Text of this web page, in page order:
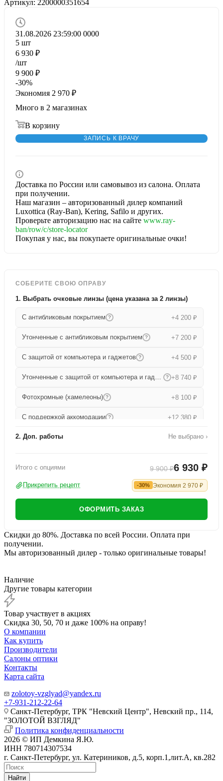
Артикул: 2200000351654
31.08.2026 23:59:00 0000
5 шт
6 930 ₽
/шт
9 900 ₽
-30%
Экономия 2 970 ₽
Много в 2 магазинах
В корзину
ЗАПИСЬ К ВРАЧУ
Доставка по России или самовывоз из салона. Оплата
при получении.
Наш магазин – авторизованный дилер компаний
Luxottica (Ray-Ban), Kering, Safilo и других.
Проверьте авторизацию нас на сайте www.ray-
ban/row/c/store-locator
Покупая у нас, вы покупаете оригинальные очки!
СОБЕРИТЕ СВОЮ ОПРАВУ
1. Выбрать очковые линзы (цена указана за 2 линзы)
С антибликовым покрытием ? +4 200 ₽
Утонченные с антибликовым покрытием ? +7 200 ₽
С защитой от компьютера и гаджетов ? +4 500 ₽
Утонченные с защитой от компьютера и гаджетов ? +8 740 ₽
Фотохромные (хамелеоны) ? +8 100 ₽
С поддержкой аккомодации ? +12 380 ₽
Прогрессивные +15 680 ₽
2. Доп. работы
Не выбрано ›
Итого с опциями 9 900 ₽6 930 ₽
Прикрепить рецепт -30% Экономия 2 970 ₽
ОФОРМИТЬ ЗАКАЗ
Скидки до 80%. Доставка по всей России. Оплата при
получении.
Мы авторизованный дилер - только оригинальные товары!
Наличие
Другие товары категории
Товар участвует в акциях
Скидка 30, 50, 70 и даже 100% на оправу!
О компании
Как купить
Производители
Салоны оптики
Контакты
Карта сайта
zolotoy-vzglyad@yandex.ru
+7-931-212-22-64
Санкт-Петербург, ТРК "Невский Центр", Невский пр., 114,
"ЗОЛОТОЙ ВЗГЛЯД"
Политика конфиденциальности
2026 © ИП Демкина Я.Ю.
ИНН 780714307534
г. Санкт-Петербург, ул. Катериников, д.5, корп.1,лит.А, кв.282
Найти